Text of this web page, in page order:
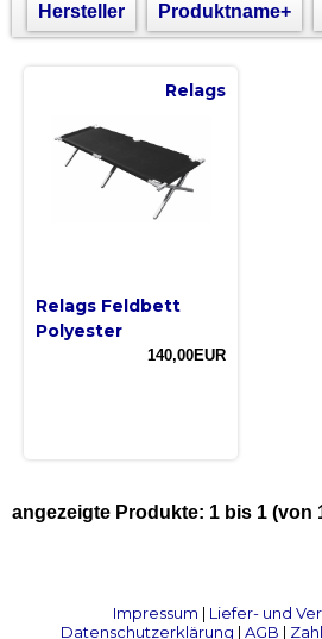
Hersteller Produktname+
Relags
Relags Feldbett
Polyester
140,00EUR
angezeigte Produkte: 1 bis 1 (von
Impressum | Liefer- und
Datenschutzerklärung | AGB |